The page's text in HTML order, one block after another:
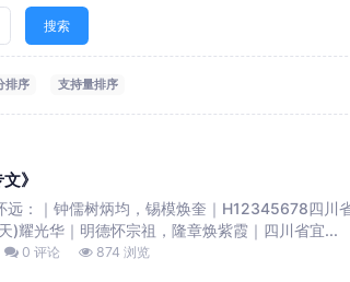
搜索
排序 支持量排序
》
远：｜钟儒树炳均，锡模焕奎｜H12345678四川
)耀光华｜明德怀宗祖，隆章焕紫霞｜四川省宜...
0 评论 874 浏览